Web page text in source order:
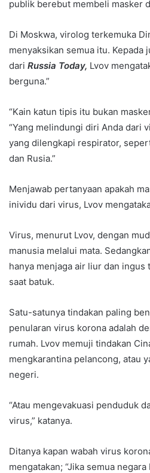
publik berebut membeli masker
Di Moskwa, virolog terkemuka
menyaksikan semua itu. Kepada
dari Russia Today, Lvov
berguna.”
“Kain katun tipis itu bukan
“Yang melindungi diri Anda dari
yang dilengkapi respirator,
dan Rusia.”
Menjawab pertanyaan apakah
inividu dari virus, Lvov
Virus, menurut Lvov, dengan
manusia melalui mata.
hanya menjaga air liur dan ingus
saat batuk.
Satu-satunya tindakan paling
penularan virus korona adalah
rumah. Lvov memuji tindakan
mengkarantina pelancong, atau
negeri.
“Atau mengevakuasi penduduk
virus,” katanya.
Ditanya kapan wabah virus
mengatakan; “Jika semua